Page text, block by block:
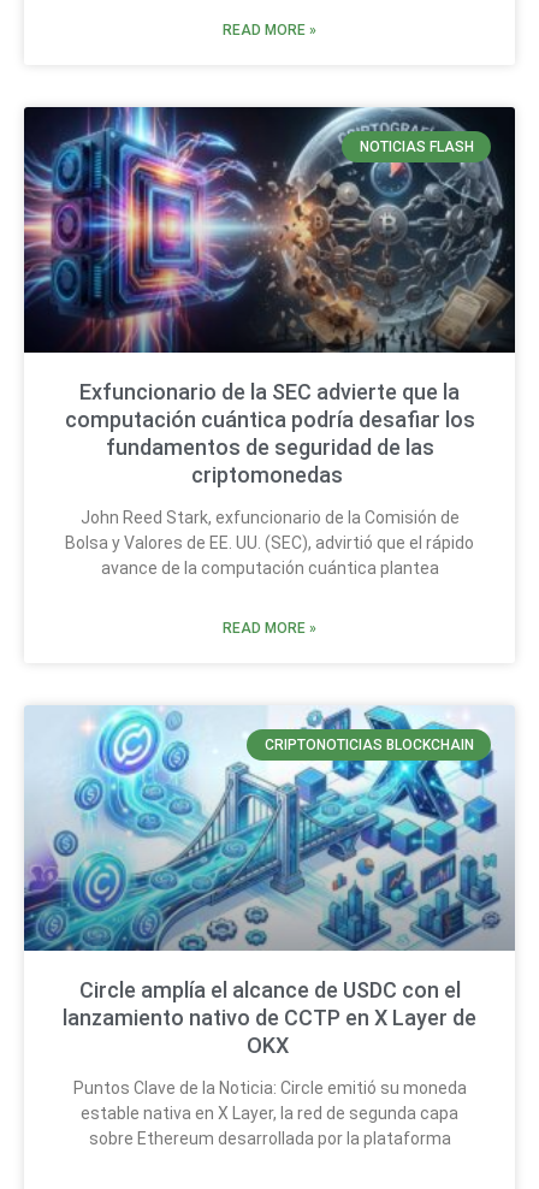
READ MORE »
NOTICIAS FLASH
Exfuncionario de la SEC advierte que la
computación cuántica podría desafiar los
fundamentos de seguridad de las
criptomonedas
John Reed Stark, exfuncionario de la Comisión de
Bolsa y Valores de EE. UU. (SEC), advirtió que el rápido
avance de la computación cuántica plantea
READ MORE »
CRIPTONOTICIAS BLOCKCHAIN
Circle amplía el alcance de USDC con el
lanzamiento nativo de CCTP en X Layer de
OKX
Puntos Clave de la Noticia: Circle emitió su moneda
estable nativa en X Layer, la red de segunda capa
sobre Ethereum desarrollada por la plataforma